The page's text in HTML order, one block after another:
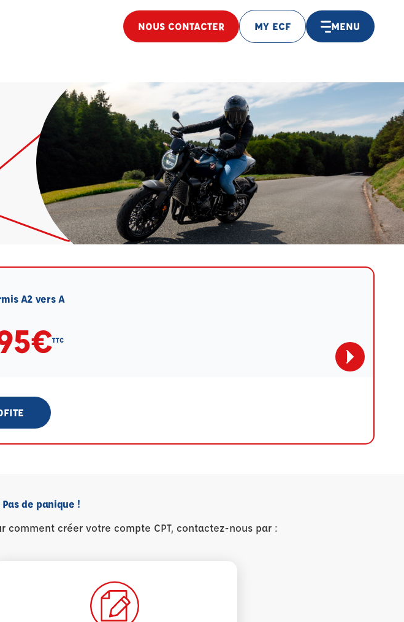
NOUS CONTACTER MY ECF MENU
A2 vers A
TTC
de panique !
comment créer votre compte CPT, contactez-nous par :